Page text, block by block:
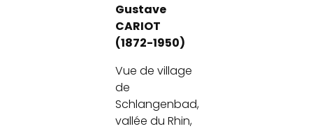
Gustave
CARIOT
(1872-1950)
Vue de village
de
Schlangenbad,
vallée du Rhin,